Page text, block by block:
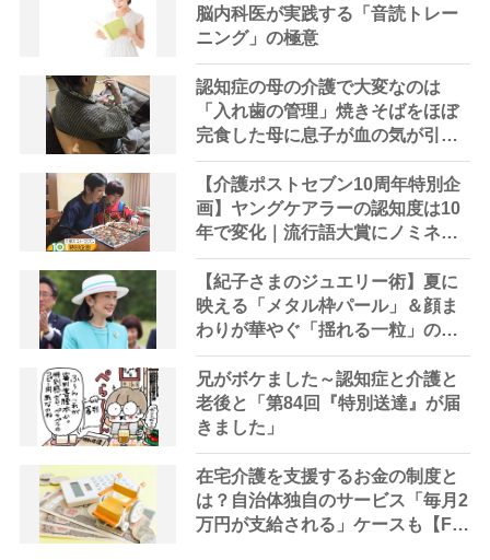
脳内科医が実践する「音読トレー
ニング」の極意
認知症の母の介護で大変なのは
「入れ歯の管理」焼きそばをほぼ
完食した母に息子が血の気が引い
た理由
【介護ポストセブン10周年特別企
画】ヤングケアラーの認知度は10
年で変化｜流行語大賞にノミネー
ト、法律にも明記されたが果たし
て現在は？
【紀子さまのジュエリー術】夏に
映える「メタル枠パール」＆顔ま
わりが華やぐ「揺れる一粒」の使
い分け方
兄がボケました～認知症と介護と
老後と「第84回『特別送達』が届
きました」
在宅介護を支援するお金の制度と
は？自治体独自のサービス「毎月2
万円が支給される」ケースも【FP